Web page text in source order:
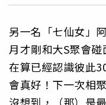
另一名「七仙女」
月才剛和大S聚會
在算已經認識彼此
會真好！下一次相
沒想到，（那）是